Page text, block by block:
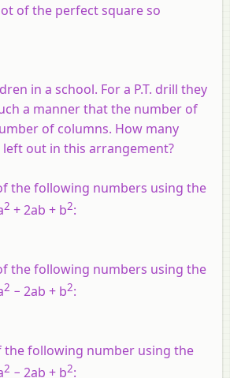
of the perfect square so
in a school. For a P.T. drill they
a manner that the number of
of columns. How many
out in this arrangement?
the following numbers using the
2 + 2ab + b2:
the following numbers using the
2 − 2ab + b2:
the following number using the
2 − 2ab + b2: